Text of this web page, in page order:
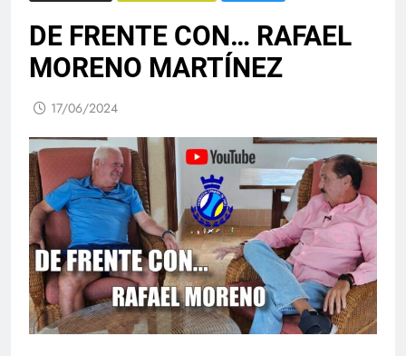
DE FRENTE CON… RAFAEL
MORENO MARTÍNEZ
17/06/2024